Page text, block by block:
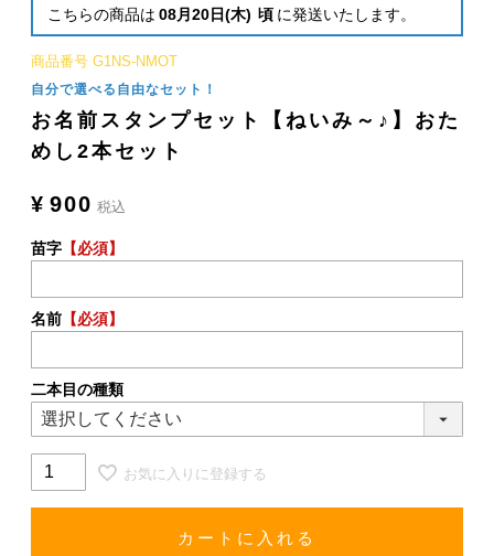
こちらの商品は 08月20日(木) 頃 に発送いたします。
商品番号 G1NS-NMOT
自分で選べる自由なセット！
お名前スタンプセット【ねいみ～♪】おた
めし2本セット
¥ 900 税込
苗字 【必須】
名前 【必須】
二本目の種類
お気に入りに登録する
カートに入れる